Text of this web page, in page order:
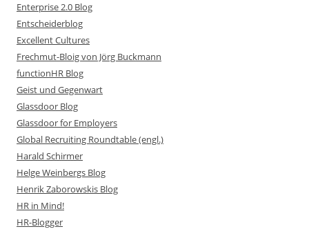
Enterprise 2.0 Blog
Entscheiderblog
Excellent Cultures
Frechmut-Bloig von Jörg Buckmann
functionHR Blog
Geist und Gegenwart
Glassdoor Blog
Glassdoor for Employers
Global Recruiting Roundtable (engl.)
Harald Schirmer
Helge Weinbergs Blog
Henrik Zaborowskis Blog
HR in Mind!
HR-Blogger